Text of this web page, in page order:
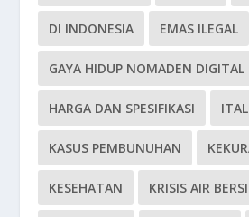
DI INDONESIA EMAS ILEGAL
GAYA HIDUP NOMADEN DIGITAL
HARGA DAN SPESIFIKASI
KASUS PEMBUNUHAN
KESEHATAN KRISIS AIR